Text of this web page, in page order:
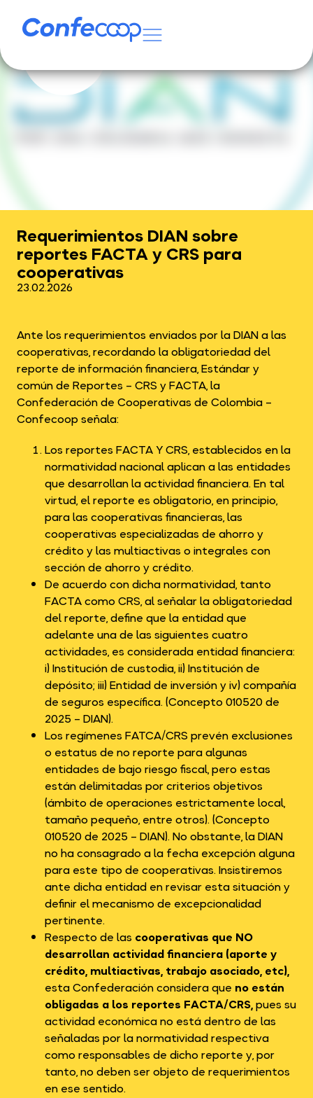
Requerimientos DIAN sobre
reportes FACTA y CRS para
cooperativas
23.02.2026
Ante los requerimientos enviados por la DIAN a las
cooperativas, recordando la obligatoriedad del
reporte de información financiera, Estándar y
común de Reportes – CRS y FACTA, la
Confederación de Cooperativas de Colombia –
Confecoop señala:
Los reportes FACTA Y CRS, establecidos en la
normatividad nacional aplican a las entidades
que desarrollan la actividad financiera. En tal
virtud, el reporte es obligatorio, en principio,
para las cooperativas financieras, las
cooperativas especializadas de ahorro y
crédito y las multiactivas o integrales con
sección de ahorro y crédito.
De acuerdo con dicha normatividad, tanto
FACTA como CRS, al señalar la obligatoriedad
del reporte, define que la entidad que
adelante una de las siguientes cuatro
actividades, es considerada entidad financiera:
i) Institución de custodia, ii) Institución de
depósito; iii) Entidad de inversión y iv) compañía
de seguros específica. (Concepto 010520 de
2025 – DIAN).
Los regímenes FATCA/CRS prevén exclusiones
o estatus de no reporte para algunas
entidades de bajo riesgo fiscal, pero estas
están delimitadas por criterios objetivos
(ámbito de operaciones estrictamente local,
tamaño pequeño, entre otros). (Concepto
010520 de 2025 – DIAN). No obstante, la DIAN
no ha consagrado a la fecha excepción alguna
para este tipo de cooperativas. Insistiremos
ante dicha entidad en revisar esta situación y
definir el mecanismo de excepcionalidad
pertinente.
Respecto de lascooperativas que NO
desarrollan actividad financiera (aporte y
crédito, multiactivas, trabajo asociado, etc),
esta Confederación considera que no están
obligadas a los reportes FACTA/CRS,pues su
actividad económica no está dentro de las
señaladas por la normatividad respectiva
como responsables de dicho reporte y, por
tanto, no deben ser objeto de requerimientos
en ese sentido.